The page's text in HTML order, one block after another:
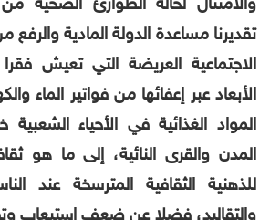
والامتثال لحالة الطوارئ الصحية
تقديرنا مساعدة الدولة المادية
الاجتماعية العريضة التي تعيش
الأبعاد عبر إعفائها من فواتير الماء
المواد الغذائية في الأحياء
المدن والقرى النائية، إلى ما هو
للذهنية الثقافية المترسخة عند